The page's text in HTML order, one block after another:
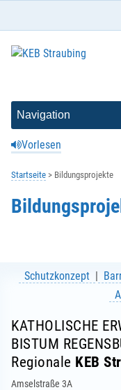
Vorlesen
Startseite Bildungsprojekte
Schutzkonzept
KATHOLISCHE
BISTUM
Regionale KEB
Amselstraße 3A